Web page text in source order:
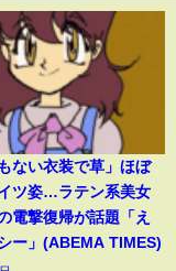
ない衣装で草」ほぼ
ツ姿…ラテン系美女
電撃復帰が話題「え
ー」(ABEMA TIMES)